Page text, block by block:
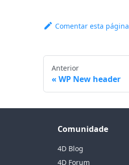
Comentar esta página
Anterior
WP New header
Comunidade
4D Blog
4D Forum